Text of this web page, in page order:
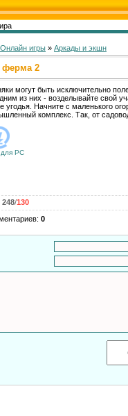
Онлайн игры » Аркады и экшн
ферма 2
могут быть исключительно
из них - возделывайте свой
угодья. Начните с маленького
комплекс. Так, от
PC
248/130
: 0